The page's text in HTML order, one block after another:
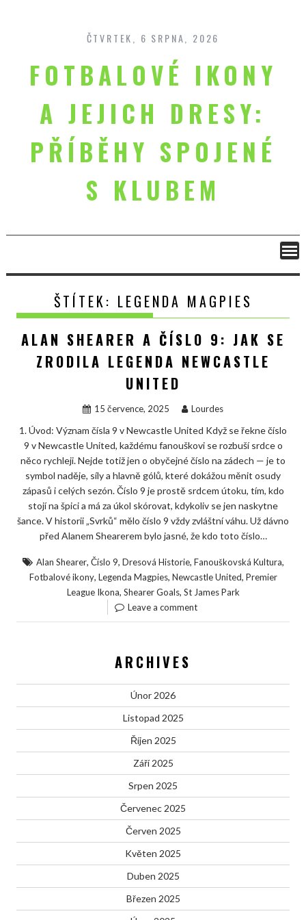
content
ČTVRTEK, 6 SRPNA, 2026
FOTBALOVÉ IKONY
A JEJICH DRESY:
PŘÍBĚHY SPOJENÉ
S KLUBEM
ŠTÍTEK: LEGENDA MAGPIES
ALAN SHEARER A ČÍSLO 9: JAK SE
ZRODILA LEGENDA NEWCASTLE
UNITED
15 července, 2025 Lourdes
1. Úvod: Význam čísla 9 v Newcastle United Když se řekne číslo
9 v Newcastle United, každému fanouškovi se rozbuší srdce o
něco rychleji. Nejde totiž jen o obyčejné číslo na zádech — je to
symbol naděje, síly a hlavně gólů, které dokážou měnit osudy
zápasů i celých sezón. Číslo 9 je prostě srdcem útoku, tím, kdo
stojí na špici a má za úkol skórovat, kdykoliv se jen naskytne
šance. V historii „Svrků“ mělo číslo 9 vždy zvláštní váhu. Už dávno
před Alanem Shearerem bylo jasné, že kdo toto číslo…
Alan Shearer, Číslo 9, Dresová Historie, Fanouškovská Kultura,
Fotbalové ikony, Legenda Magpies, Newcastle United, Premier
League Ikona, Shearer Goals, St James Park
Leave a comment
ARCHIVES
Únor 2026
Listopad 2025
Říjen 2025
Září 2025
Srpen 2025
Červenec 2025
Červen 2025
Květen 2025
Duben 2025
Březen 2025